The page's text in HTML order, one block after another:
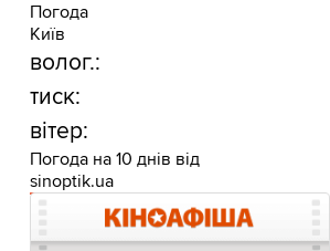
Погода
Київ
волог.:
тиск:
вітер:
Погода на 10 днів від
sinoptik.ua